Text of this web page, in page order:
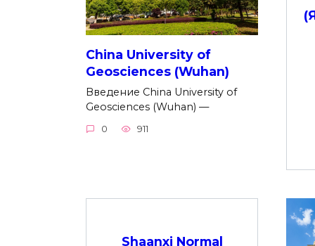
China University of
Geosciences (Wuhan)
Введение China University of
Geosciences (Wuhan) —
0 911
Shaanxi Normal